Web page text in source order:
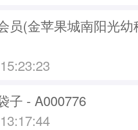
员(金苹果城南阳光
子 - A000776